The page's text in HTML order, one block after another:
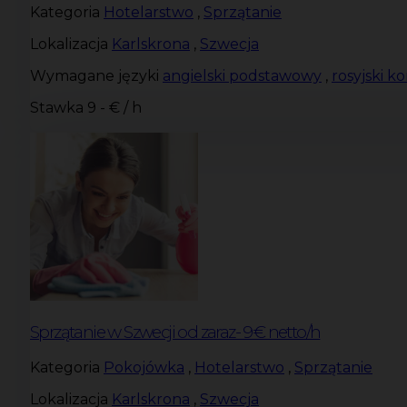
Kategoria Hotelarstwo , Sprzątanie
Lokalizacja Karlskrona , Szwecja
Wymagane języki angielski podstawowy , rosyjski
Stawka 9 - € / h
Sprzątanie w Szwecji od zaraz- 9€ netto/h
Kategoria Pokojówka , Hotelarstwo , Sprzątanie
Lokalizacja Karlskrona , Szwecja